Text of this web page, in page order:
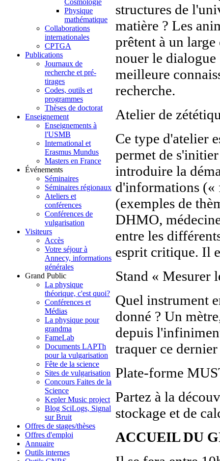
Physique
mathématique
Collaborations
internationales
CPTGA
Publications
Journaux de
recherche et pré-
tirages
Codes, outils et
programmes
Thèses de doctorat
Enseignement
Enseignements à
l'USMB
International et
Erasmus Mundus
Masters en France
Événements
Séminaires
Séminaires régionaux
Ateliers et
conférences
Conférences de
vulgarisation
Visiteurs
Accès
Votre séjour à
Annecy, informations
générales
Grand Public
La physique
théorique, c'est quoi?
Conférences et
Médias
La physique pour
grandma
FameLab
Documents LAPTh
pour la vulgarisation
Fête de la science
Sites de vulgarisation
Concours Faites de la
Science
Kepler Music project
Blog SciLogs, Signal
sur Bruit
Offres de stages/thèses
Offres d'emploi
Annuaire
Outils internes
structures de
matière ? Les
prêtent à un
nouer le dialogue
meilleure
recherche.
Atelier de
Ce type d'atelier
permet de
introduire la
d'informations («
(exemples de
DHMO,
entre les
esprit critique. Il
Stand « Mesurer
Quel instrument
donné ? Un
depuis
traquer ce
Plate-forme
Partez à la
stockage et de
ACCUEIL DU